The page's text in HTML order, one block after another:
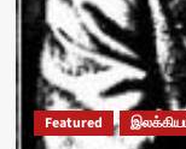
Featured